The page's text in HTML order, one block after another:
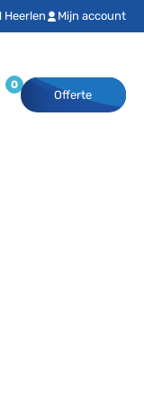
Heerlen Mijn account
0
Offerte